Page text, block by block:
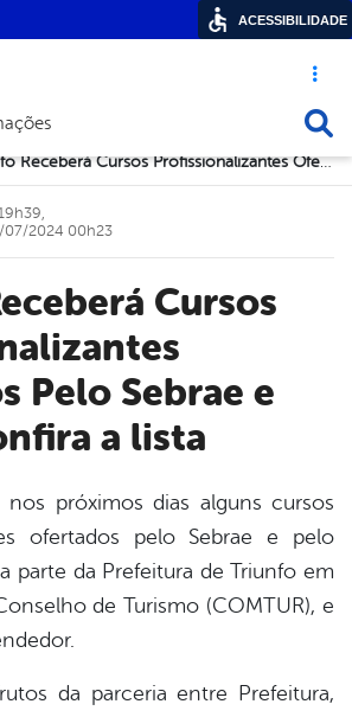
Acesso
de navegação
Triunfo Receberá Cursos Profissionalizantes Ofertados Pelo Sebrae e Senac, confira a lista
Pelo Sebrae e
a lista
07/2024 00h23
nos próximos dias alguns cursos
ofertados pelo Sebrae e pelo
parte da Prefeitura de Triunfo em
de Turismo (COMTUR), e
da parceria entre Prefeitura,
ACESSIBILIDADE